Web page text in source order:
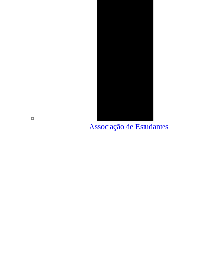
Associação de Estudantes